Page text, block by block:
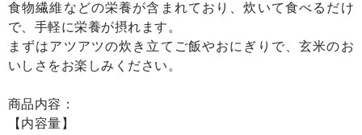
食物繊維などの栄養が含まれており、炊いて食べるだけ
で、手軽に栄養が摂れます。
まずはアツアツの炊き立てご飯やおにぎりで、玄米のお
いしさをお楽しみください。
商品内容：
【内容量】